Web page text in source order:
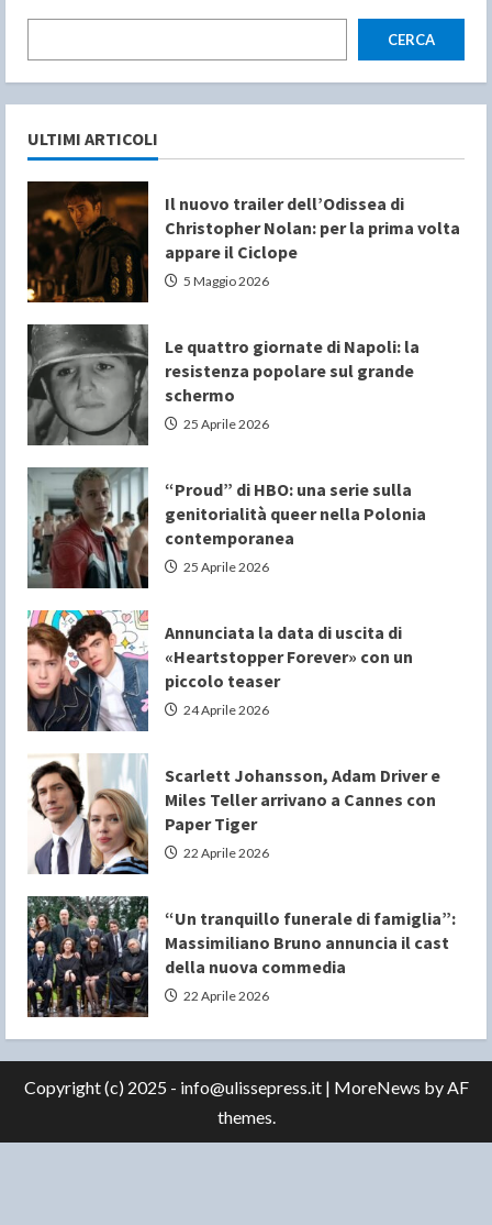
CERCA
ULTIMI ARTICOLI
Il nuovo trailer dell’Odissea di
Christopher Nolan: per la prima volta
appare il Ciclope
5 Maggio 2026
Le quattro giornate di Napoli: la
resistenza popolare sul grande
schermo
25 Aprile 2026
“Proud” di HBO: una serie sulla
genitorialità queer nella Polonia
contemporanea
25 Aprile 2026
Annunciata la data di uscita di
«Heartstopper Forever» con un
piccolo teaser
24 Aprile 2026
Scarlett Johansson, Adam Driver e
Miles Teller arrivano a Cannes con
Paper Tiger
22 Aprile 2026
“Un tranquillo funerale di famiglia”:
Massimiliano Bruno annuncia il cast
della nuova commedia
22 Aprile 2026
Copyright (c) 2025 - info@ulissepress.it | MoreNews by AF
themes.